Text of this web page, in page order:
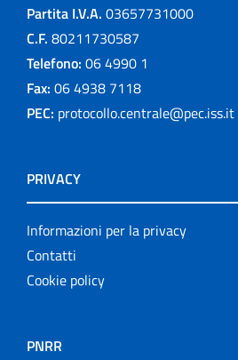
Partita I.V.A. 03657731000
C.F. 80211730587
Telefono: 06 4990 1
Fax: 06 4938 7118
PEC: protocollo.centrale@pec.iss.it
PRIVACY
Informazioni per la privacy
Contatti
Cookie policy
PNRR